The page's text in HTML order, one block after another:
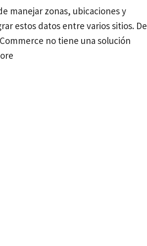
manejar zonas, ubicaciones y
estos datos entre varios sitios. De
no tiene una solución